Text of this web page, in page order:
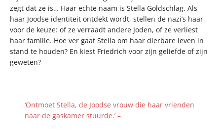
zegt dat ze is… Haar echte naam is Stella Goldschlag. Als
haar Joodse identiteit ontdekt wordt, stellen de nazi’s haar
voor de keuze: of ze verraadt andere Joden, of ze verliest
haar familie. Hoe ver gaat Stella om haar dierbare leven in
stand te houden? En kiest Friedrich voor zijn geliefde of zijn
geweten?
‘Ontmoet Stella, de Joodse vrouw die haar vrienden
naar de gaskamer stuurde.’ –